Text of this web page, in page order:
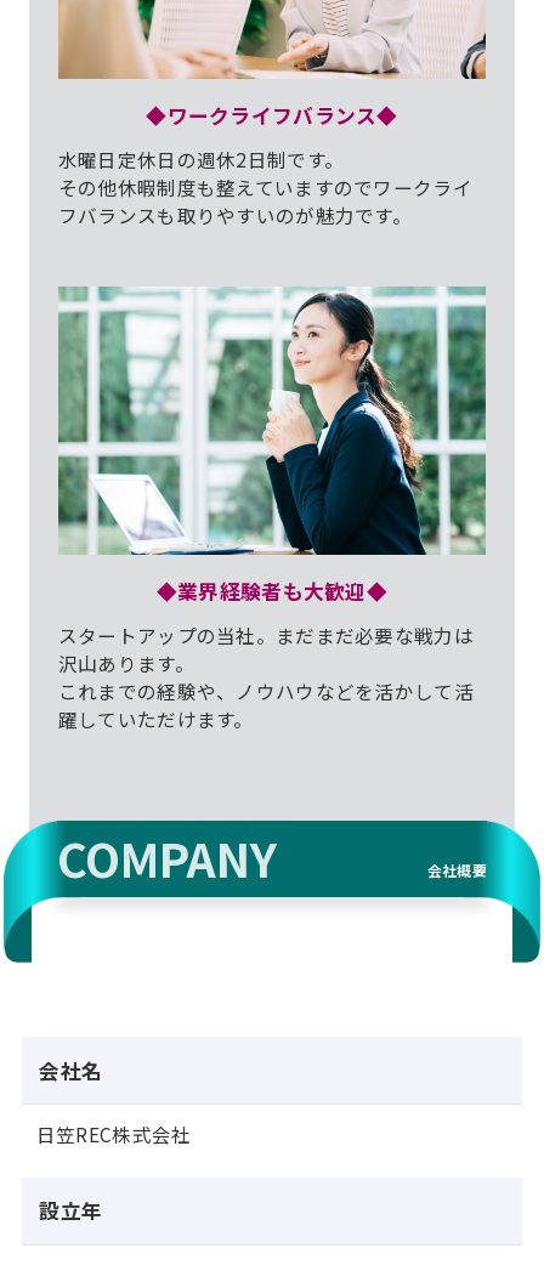
◆ワークライフバランス◆
水曜日定休日の週休2日制です。
その他休暇制度も整えていますのでワークライ
フバランスも取りやすいのが魅力です。
◆業界経験者も大歓迎◆
スタートアップの当社。まだまだ必要な戦力は
沢山あります。
これまでの経験や、ノウハウなどを活かして活
躍していただけます。
COMPANY 会社概要
会社名
日笠REC株式会社
設立年